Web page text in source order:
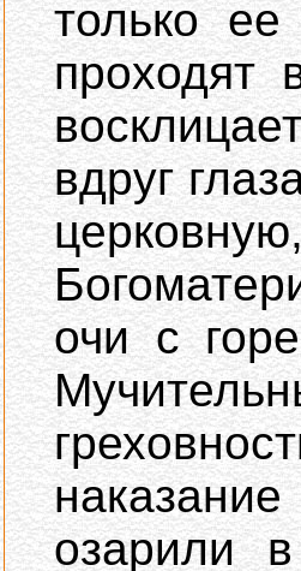
только
проходят
вдруг
очи с
озарили